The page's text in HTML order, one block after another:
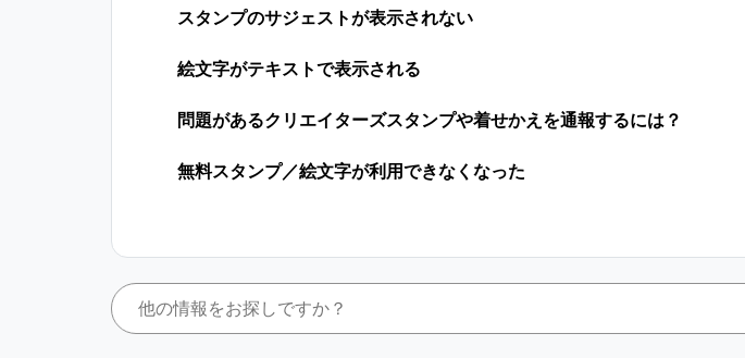
スタンプのサジェストが表示されない
絵文字がテキストで表示される
問題があるクリエイターズスタンプや着せかえを通報するには？
無料スタンプ／絵文字が利用できなくなった